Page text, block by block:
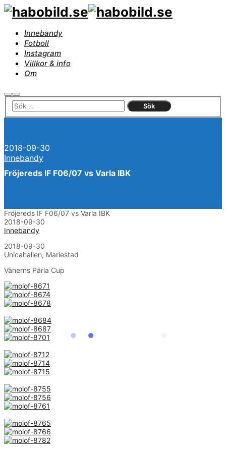
Innebandy
Fotboll
Instagram
Villkor & info
Om
SökHuvudmeny
2018-09-30
Innebandy
Fröjereds IF F06/07 vs Varla IBK
Fröjereds IF F06/07 vs Varla IBK
2018-09-30
Innebandy
2018-09-30
Unicahallen, Mariestad
Vänerns Pärla Cup